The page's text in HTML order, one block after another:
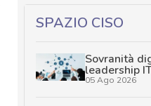
SPAZIO CISO
Sovranità
leadership
05 Ago 2026